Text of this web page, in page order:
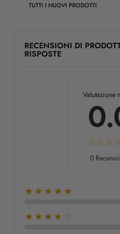
TUTTI I NUOVI PRODOTTI
RECENSIONI DI
RISPOSTE
Valutazione
0
★★★★★
★★★★☆